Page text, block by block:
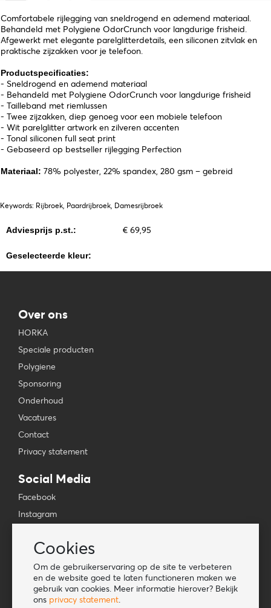
Cookies
Om de gebruikerservaring op de site te verbeteren
en de website goed te laten functioneren maken we
gebruik van cookies. Meer informatie hierover? Bekijk
ons privacy statement.
Comfortabele rijlegging van sneldrogend en ademend materiaal.
Behandeld met Polygiene OdorCrunch voor langdurige frisheid.
Afgewerkt met elegante parelglitterdetails, een siliconen zitvlak en
praktische zijzakken voor je telefoon.
Productspecificaties:
- Sneldrogend en ademend materiaal
- Behandeld met Polygiene OdorCrunch voor langdurige frisheid
- Tailleband met riemlussen
- Twee zijzakken, diep genoeg voor een mobiele telefoon
- Wit parelglitter artwork en zilveren accenten
- Tonal siliconen full seat print
- Gebaseerd op bestseller rijlegging Perfection
Materiaal: 78% polyester, 22% spandex, 280 gsm – gebreid
Keywords: Rijbroek, Paardrijbroek, Damesrijbroek
Adviesprijs p.st.: € 69,95
Geselecteerde kleur:
Over ons
HORKA
Speciale producten
Polygiene
Sponsoring
Onderhoud
Vacatures
Contact
Privacy statement
Social Media
Facebook
Instagram
TikTok
Tools
Lookbook